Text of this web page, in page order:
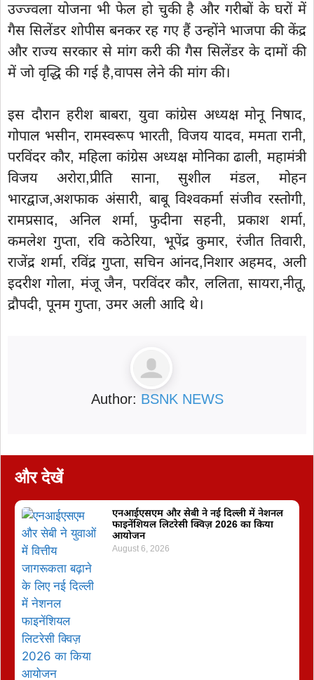
उज्ज्वला योजना भी फेल हो चुकी है और गरीबों के घरों में
गैस सिलेंडर शोपीस बनकर रह गए हैं उन्होंने भाजपा की केंद्र
और राज्य सरकार से मांग करी की गैस सिलेंडर के दामों की
में जो वृद्धि की गई है,वापस लेने की मांग की।
इस दौरान हरीश बाबरा, युवा कांग्रेस अध्यक्ष मोनू निषाद,
गोपाल भसीन, रामस्वरूप भारती, विजय यादव, ममता रानी,
परविंदर कौर, महिला कांग्रेस अध्यक्ष मोनिका ढाली, महामंत्री
विजय अरोरा,प्रीति साना, सुशील मंडल, मोहन
भारद्वाज,अशफाक अंसारी, बाबू विश्वकर्मा संजीव रस्तोगी,
रामप्रसाद, अनिल शर्मा, फुदीना सहनी, प्रकाश शर्मा,
कमलेश गुप्ता, रवि कठेरिया, भूपेंद्र कुमार, रंजीत तिवारी,
राजेंद्र शर्मा, रविंद्र गुप्ता, सचिन आंनद,निशार अहमद, अली
इदरीश गोला, मंजू जैन, परविंदर कौर, ललिता, सायरा,नीतू,
द्रौपदी, पूनम गुप्ता, उमर अली आदि थे।
Author: BSNK NEWS
और देखें
एनआईएसएम और सेबी ने नई दिल्ली में नेशनल
फाइनेंशियल लिटरेसी क्विज़ 2026 का किया
आयोजन
August 6, 2026